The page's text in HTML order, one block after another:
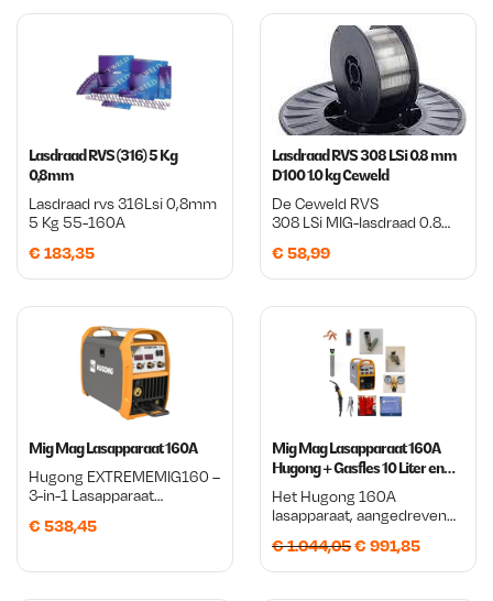
Lasdraad RVS (316) 5 Kg
0,8mm
Lasdraad rvs 316Lsi 0,8mm
5 Kg 55-160A
€ 183,35
Lasdraad RVS 308 LSi 0.8 mm
D100 1.0 kg Ceweld
De Ceweld RVS
308 LSi MIG-lasdraad 0.8
constante kwaliteit, stabiele
draadaanvoer en
het smeltbad mooi uit,
waardoor je een strakke en
nette las krijgt met minder
spatvorming en minder
nabewerking.
€ 58,99
Mig Mag Lasapparaat 160A
Hugong EXTREMEMIG160 –
3-in-1 Lasapparaat
De Hugong
compacte 3-in-1
€ 538,45
Mig Mag Lasapparaat 160A
Hugong + Gasfles 10 Liter en
accessoires pakket
Het Hugong 160A
lasapparaat, aangedreven
revolutionaire tool die
gemakkelijk verschillende
€1.044,05O
o
€ 991,85H
u